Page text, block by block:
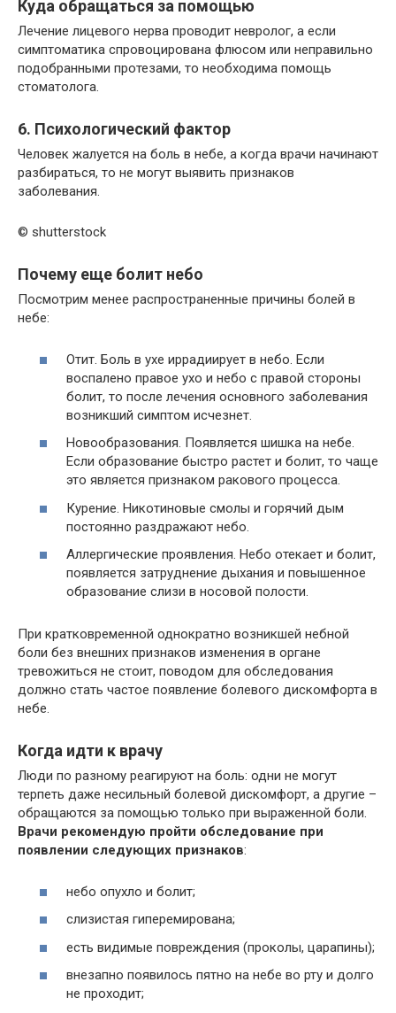
Куда обращаться за помощью
Лечение лицевого нерва проводит невролог, а если
симптоматика спровоцирована флюсом или неправильно
подобранными протезами, то необходима помощь
стоматолога.
6. Психологический фактор
Человек жалуется на боль в небе, а когда врачи начинают
разбираться, то не могут выявить признаков
заболевания.
© shutterstock
Почему еще болит небо
Посмотрим менее распространенные причины болей в
небе:
Отит. Боль в ухе иррадиирует в небо. Если
воспалено правое ухо и небо с правой стороны
болит, то после лечения основного заболевания
возникший симптом исчезнет.
Новообразования. Появляется шишка на небе.
Если образование быстро растет и болит, то чаще
это является признаком ракового процесса.
Курение. Никотиновые смолы и горячий дым
постоянно раздражают небо.
Аллергические проявления. Небо отекает и болит,
появляется затруднение дыхания и повышенное
образование слизи в носовой полости.
При кратковременной однократно возникшей небной
боли без внешних признаков изменения в органе
тревожиться не стоит, поводом для обследования
должно стать частое появление болевого дискомфорта в
небе.
Когда идти к врачу
Люди по разному реагируют на боль: одни не могут
терпеть даже несильный болевой дискомфорт, а другие –
обращаются за помощью только при выраженной боли.
Врачи рекомендую пройти обследование при
появлении следующих признаков:
небо опухло и болит;
слизистая гиперемирована;
есть видимые повреждения (проколы, царапины);
внезапно появилось пятно на небе во рту и долго
не проходит;